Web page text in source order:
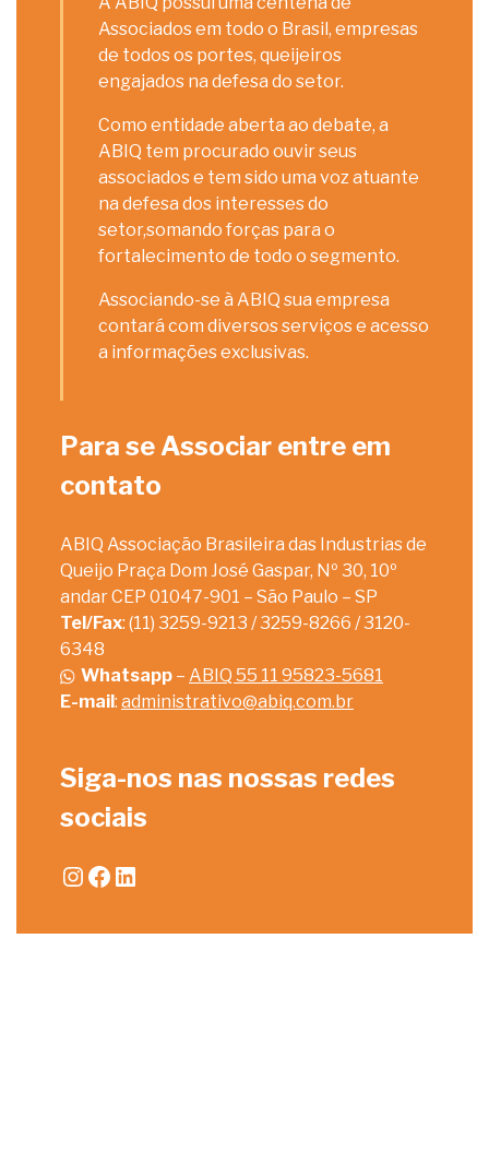
Associados em todo o Brasil, empresas
de todos os portes, queijeiros
engajados na defesa do setor.
Como entidade aberta ao debate, a
ABIQ tem procurado ouvir seus
associados e tem sido uma voz atuante
na defesa dos interesses do
setor,somando forças para o
fortalecimento de todo o segmento.
Associando-se à ABIQ sua empresa
contará com diversos serviços e acesso
a informações exclusivas.
Para se Associar entre em
contato
ABIQ Associação Brasileira das Industrias de
Queijo Praça Dom José Gaspar, Nº 30, 10º
andar CEP 01047-901 – São Paulo – SP
Tel/Fax: (11) 3259-9213 / 3259-8266 / 3120-
6348
Whatsapp – ABIQ 55 11 95823-5681
E-mail: administrativo@abiq.com.br
Siga-nos nas nossas redes
sociais
Instagram
Facebook
LinkedIn